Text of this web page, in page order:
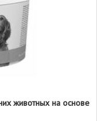
животных на основе